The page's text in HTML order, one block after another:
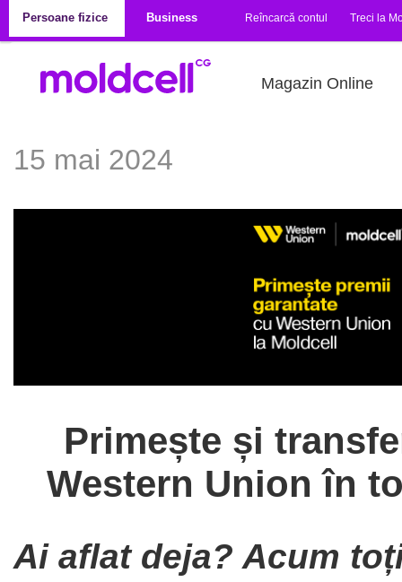
Persoane fizice
Business Reîncarcă contul Treci la
Magazin Online
15 mai 2024
Primește și
Western Union în
Ai aflat deja? Acum